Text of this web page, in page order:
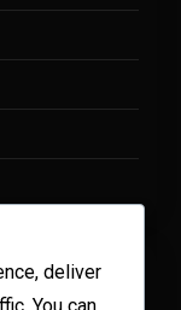
deliver